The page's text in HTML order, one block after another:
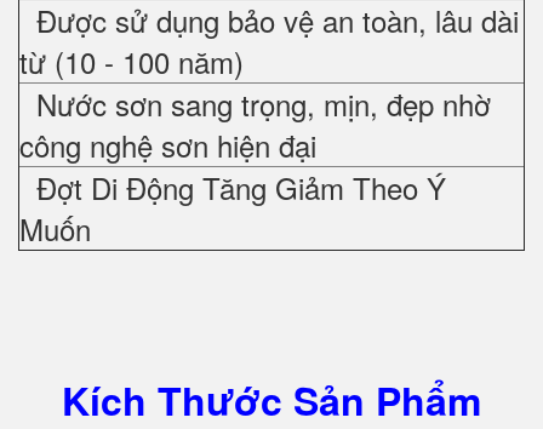
Được sử dụng bảo vệ an toàn, lâu dài
từ (10 - 100 năm)
Nước sơn sang trọng, mịn, đẹp nhờ
công nghệ sơn hiện đại
Đợt Di Động Tăng Giảm Theo Ý
Muốn
Kích Thước Sản Phẩm